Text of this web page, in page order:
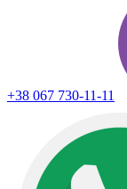
+38 067 730-11-11